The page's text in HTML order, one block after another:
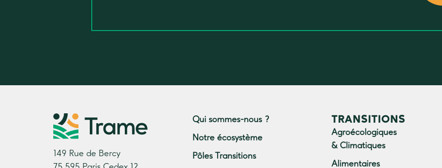
149 Rue de Bercy
Qui sommes-nous ?
Notre écosystème
Pôles Transitions
TRANSITIONS
Agroécologiques
& Climatiques
Alimentaires